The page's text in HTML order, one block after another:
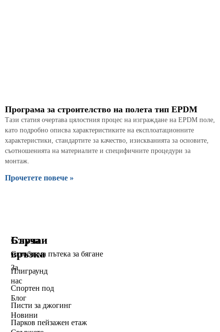
Програма за строителство на полета тип EPDM
Тази статия очертава цялостния процес на изграждане на EPDM поле,
като подробно описва характеристиките на експлоатационните
характеристики, стандартите за качество, изискванията за основите,
съотношенията на материалите и специфичните процедури за
монтаж.
Прочетете повече »
Бърза
връзка
За
нас
Блог
Новини
Случаи
Сглобяема пътека за бягане
Плиграунд
Спортен под
Писти за джогинг
Парков пейзажен етаж